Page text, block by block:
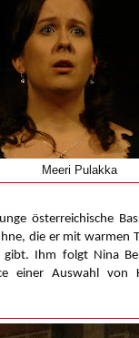
Meeri Pulakka
österreichische
die er mit warmen
gibt. Ihm folgt Nina
einer Auswahl von